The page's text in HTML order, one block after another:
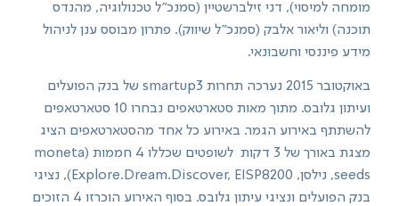
צרו קשר
איזור אישי
מומחה למיסוי), דני זילברשטיין (סמנכ"ל טכנולוגיה, מהנדס
תוכנה) וליאור אלבק (סמנכ"ל שיווק). פתרון מבוסס ענן לניהול
מידע פיננסי וחשבונאי.
באוקטובר 2015 נערכה תחרות smartup3 של בנק הפועלים
ועיתון גלובס. מתוך מאות סטארטאפים נבחרו 10 סטארטאפים
להשתתף באירוע הגמר. באירוע כל אחד מהסטארטאפים הציג
מצגת באורך של 3 דקות לשופטים שכללו 4 חממות (moneta
seeds, נילסן, Explore.Dream.Discover, EISP8200), נציגי
בנק הפועלים ונציגי עיתון גלובס. בסוף האירוע הוכרזו 4 הזוכים